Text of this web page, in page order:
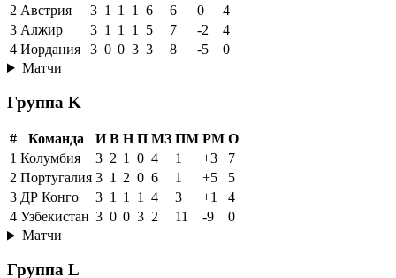
2 Австрия 3 1 1 1 6 6 0
4
3 Алжир 3 1 1 1 5 7 -2
4
4 Иордания 3 0 0 3 3 8 -5
0
Матчи
Группа K
# Команда И В Н П МЗ ПМ РМ О
1 Колумбия 3 2 1 0 4 1 +3
7
2 Португалия 3 1 2 0 6 1 +5
5
3 ДР Конго 3 1 1 1 4 3 +1
4
4 Узбекистан 3 0 0 3 2 11 -9
0
Матчи
Группа L